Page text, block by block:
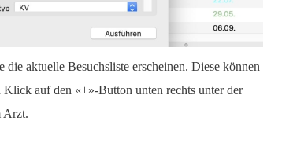
aktuelle Besuchsliste erscheinen. Diese können
auf den «+»-Button unten rechts unter der
Arzt.